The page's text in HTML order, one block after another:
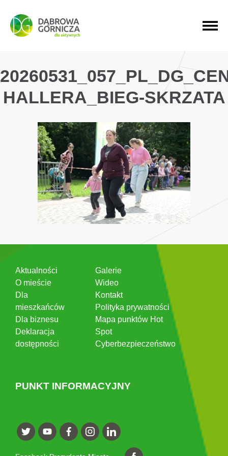
PRZEJDŹ DO MENU GŁÓWNEGO
PRZEJDŹ DO WYSZUKIWARKI
PRZEJDŹ DO TREŚCI
HALLERA_BIEG-SKRZATA
Aktualności
O mieście
Dla
mieszkańców
Dla biznesu
Deklaracja
dostępności
Galerie
Wideo
Kontakt
Polityka prywatności
Mapa punktów Hot
Spot
Cyberbezpieczeństwo
PUNKT INFORMACYJNY